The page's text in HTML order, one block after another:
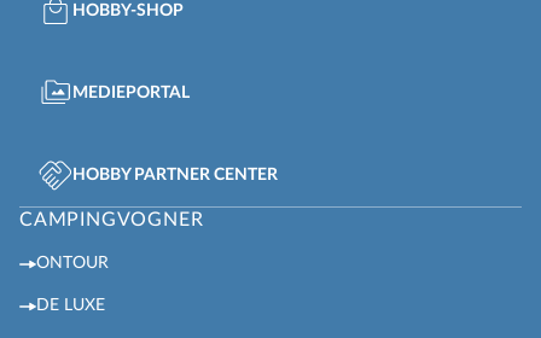
HOBBY-SHOP
MEDIEPORTAL
HOBBY PARTNER CENTER
CAMPINGVOGNER
ONTOUR
DE LUXE